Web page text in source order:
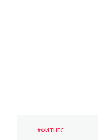
#ФИТНЕС